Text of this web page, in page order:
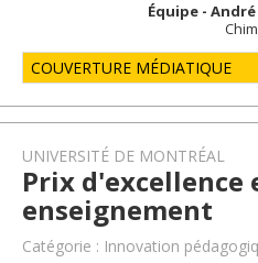
Équipe -
COUVERTURE MÉDIATIQUE
UNIVERSITÉ DE MONTRÉAL
Prix d'excellence
enseignement
Catégorie : Innovation